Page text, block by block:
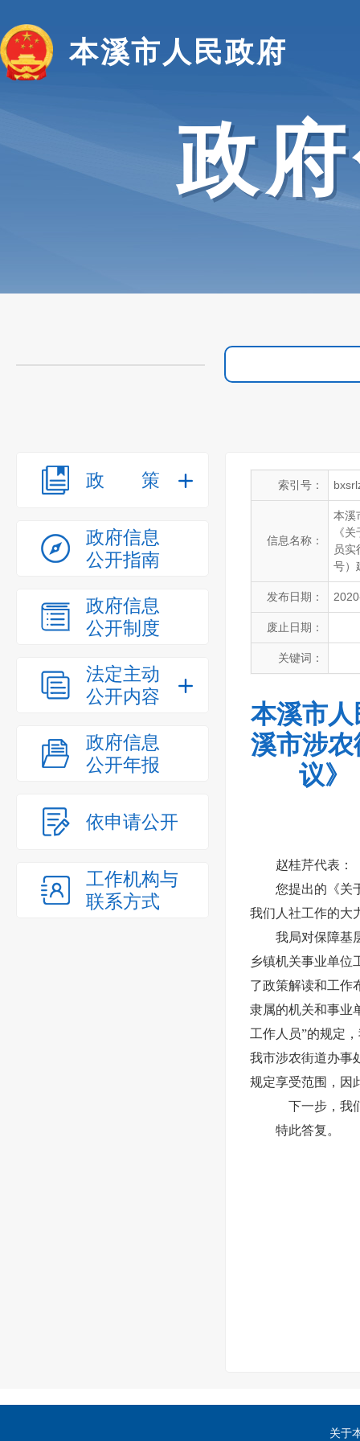
本溪市人民政府
政
政策
政府信息
公开指南
政府信息
公开制度
法定主动
公开内容
政府信息
公开年报
依申请公开
工作机构与
联系方式
索引号：
信息名称：
本溪
《
员实
号）
发布日期：
废止日期：
关键词：
本溪市
溪市涉
议》
赵桂芹代表：
您提出的《关
我们人社工作的大
我局对保障基
乡镇机关事业单位
了政策解读和工作
隶属的机关和事业
工作人员”的规定
我市涉农街道办事
规定享受范围，因
下一步，我
特此答复。
关于